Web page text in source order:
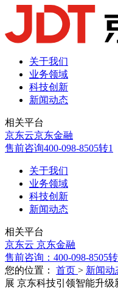
关于我们
业务领域
科技创新
新闻动态
相关平台
京东云京东金融
售前咨询400-098-8505转1
关于我们
业务领域
科技创新
新闻动态
相关平台
京东云 京东金融
售前咨询： 400-098-8505转
您的位置： 首页 > 新闻动
展 京东科技引领智能升级